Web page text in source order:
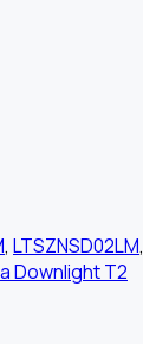
, LTSZNSD02LM,
Downlight T2